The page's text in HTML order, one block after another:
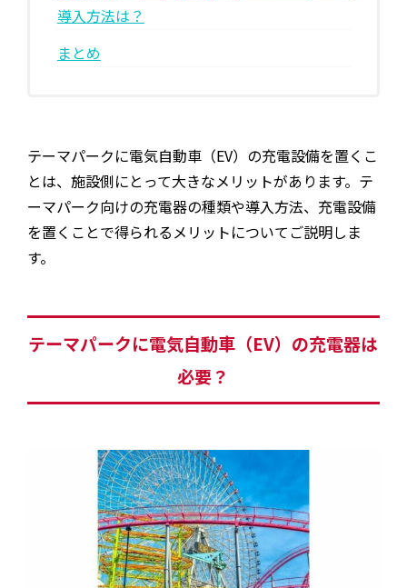
設置・月額費用0円で導入できる理由
ニュース・展示会情報
ブランドツールキット
導入施設別プラン
導入方法は？
まとめ
テーマパークに電気自動車（EV）の充電設備を置くこ
とは、施設側にとって大きなメリットがあります。テ
ーマパーク向けの充電器の種類や導入方法、充電設備
を置くことで得られるメリットについてご説明しま
す。
テーマパークに電気自動車（EV）の充電器は
必要？